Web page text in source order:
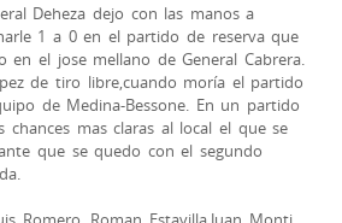
Deheza dejo con las manos a
1 a 0 en el partido de reserva que
en el jose mellano de General Cabrera.
de tiro libre,cuando moría el partido
de Medina-Bessone. En un partido
mas claras al local el que se
que se quedo con el segundo